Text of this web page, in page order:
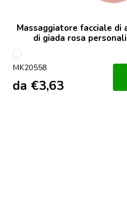
Massaggiatore facciale
di giada rosa
S/C
MK20558
da €3,63